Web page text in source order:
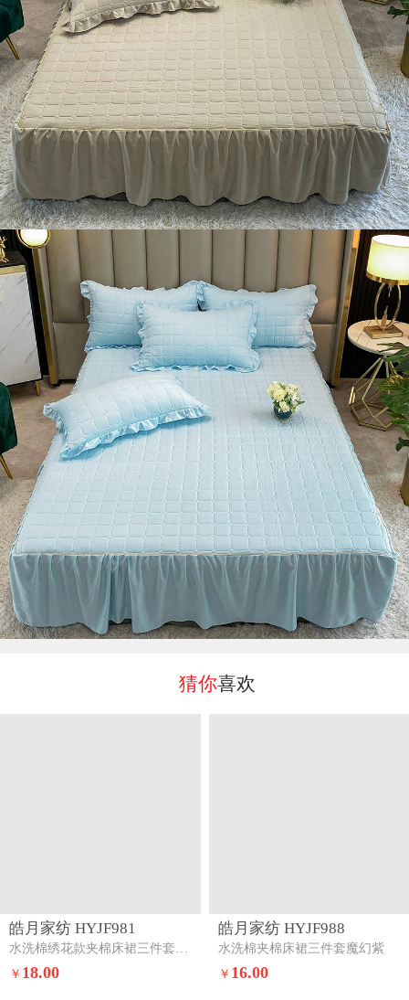
猜你喜欢
皓月家纺 HYJF981
水洗棉绣花款夹棉床裙三件套星星月亮-浅灰
￥ 18.00
皓月家纺 HYJF988
水洗棉夹棉床裙三件套魔幻紫
￥ 16.00